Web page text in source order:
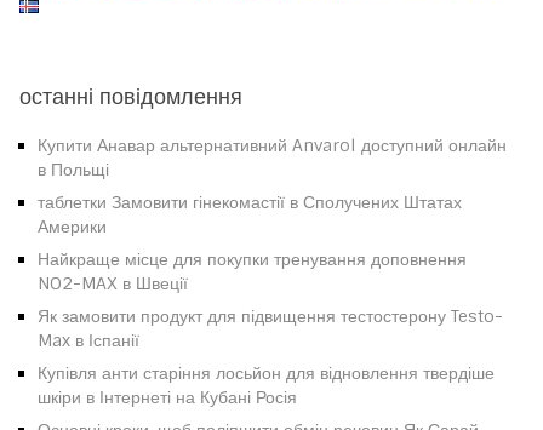
останні повідомлення
Купити Анавар альтернативний Anvarol доступний онлайн
в Польщі
таблетки Замовити гінекомастії в Сполучених Штатах
Америки
Найкраще місце для покупки тренування доповнення
NO2-MAX в Швеції
Як замовити продукт для підвищення тестостерону Testo-
Max в Іспанії
Купівля анти старіння лосьйон для відновлення твердіше
шкіри в Інтернеті на Кубані Росія